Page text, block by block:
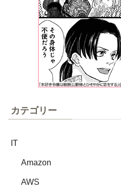
カテゴリー
IT
Amazon
AWS